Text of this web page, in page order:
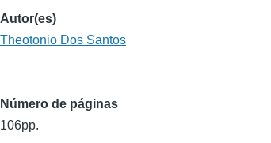
Autor(es)
Theotonio Dos Santos
Número de páginas
106pp.